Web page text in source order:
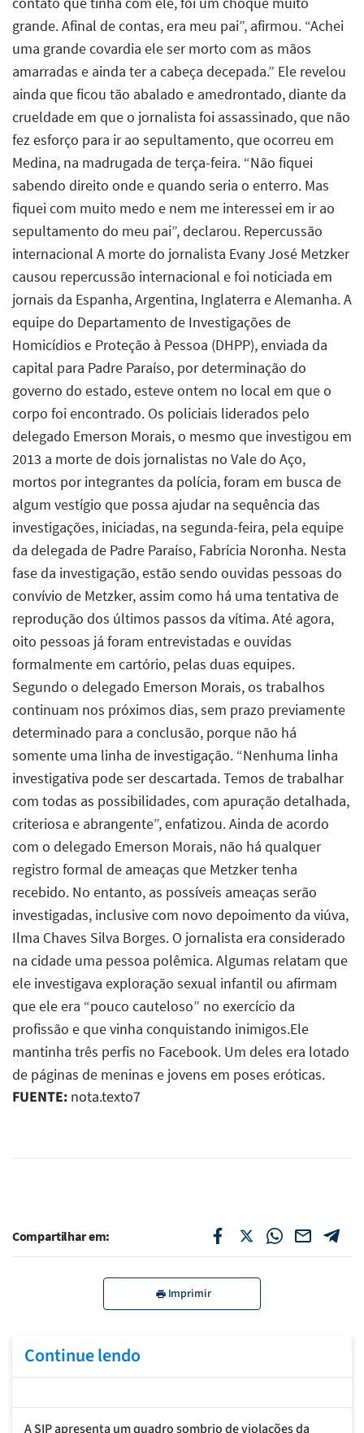
grande. Afinal de contas, era meu pai”, afirmou. “Achei
uma grande covardia ele ser morto com as mãos
amarradas e ainda ter a cabeça decepada.” Ele revelou
ainda que ficou tão abalado e amedrontado, diante da
crueldade em que o jornalista foi assassinado, que não
fez esforço para ir ao sepultamento, que ocorreu em
Medina, na madrugada de terça-feira. “Não fiquei
sabendo direito onde e quando seria o enterro. Mas
fiquei com muito medo e nem me interessei em ir ao
sepultamento do meu pai”, declarou. Repercussão
internacional A morte do jornalista Evany José Metzker
causou repercussão internacional e foi noticiada em
jornais da Espanha, Argentina, Inglaterra e Alemanha. A
equipe do Departamento de Investigações de
Homicídios e Proteção à Pessoa (DHPP), enviada da
capital para Padre Paraíso, por determinação do
governo do estado, esteve ontem no local em que o
corpo foi encontrado. Os policiais liderados pelo
delegado Emerson Morais, o mesmo que investigou em
2013 a morte de dois jornalistas no Vale do Aço,
mortos por integrantes da polícia, foram em busca de
algum vestígio que possa ajudar na sequência das
investigações, iniciadas, na segunda-feira, pela equipe
da delegada de Padre Paraíso, Fabrícia Noronha. Nesta
fase da investigação, estão sendo ouvidas pessoas do
convívio de Metzker, assim como há uma tentativa de
reprodução dos últimos passos da vítima. Até agora,
oito pessoas já foram entrevistadas e ouvidas
formalmente em cartório, pelas duas equipes.
Segundo o delegado Emerson Morais, os trabalhos
continuam nos próximos dias, sem prazo previamente
determinado para a conclusão, porque não há
somente uma linha de investigação. “Nenhuma linha
investigativa pode ser descartada. Temos de trabalhar
com todas as possibilidades, com apuração detalhada,
criteriosa e abrangente”, enfatizou. Ainda de acordo
com o delegado Emerson Morais, não há qualquer
registro formal de ameaças que Metzker tenha
recebido. No entanto, as possíveis ameaças serão
investigadas, inclusive com novo depoimento da viúva,
Ilma Chaves Silva Borges. O jornalista era considerado
na cidade uma pessoa polêmica. Algumas relatam que
ele investigava exploração sexual infantil ou afirmam
que ele era “pouco cauteloso” no exercício da
profissão e que vinha conquistando inimigos.Ele
mantinha três perfis no Facebook. Um deles era lotado
de páginas de meninas e jovens em poses eróticas.
FUENTE: nota.texto7
Compartilhar em:
Imprimir
Continue lendo
A SIP apresenta um quadro sombrio de violações da